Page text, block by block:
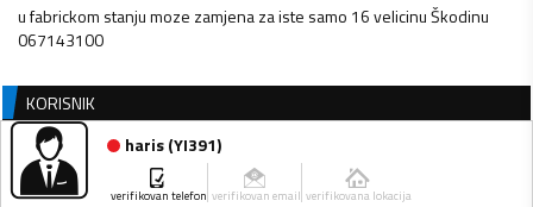
u fabrickom stanju moze zamjena za iste samo 16 velicinu Škodinu
067143100
KORISNIK
haris(YI391)
verifikovan telefon verifikovan email verifikovana lokacija